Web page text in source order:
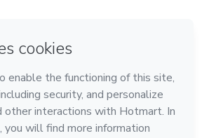
de México